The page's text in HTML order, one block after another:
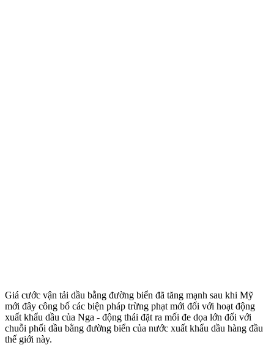
Giá cước vận tải dầu bằng đường biển đã tăng mạnh sau khi Mỹ
mới đây công bố các biện pháp trừng phạt mới đối với hoạt động
xuất khẩu dầu của Nga - động thái đặt ra mối đe dọa lớn đối với
chuỗi phối dầu bằng đường biển của nước xuất khẩu dầu hàng đầu
thế giới này.